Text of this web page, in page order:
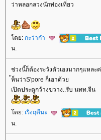
ว่าหลอกลวงนักท่องเที่ยว
ดย: กะว่าก๋า
น.
ช่วงนี้ก็ต้องระวังตัวเองมากๆแหละ
้ห็นว่าS'pore ก็เอาด้ว
เปิดประตูกว้างขวาง..รับ นทท.จีน
ดย: เริงฤดีนะ
น.